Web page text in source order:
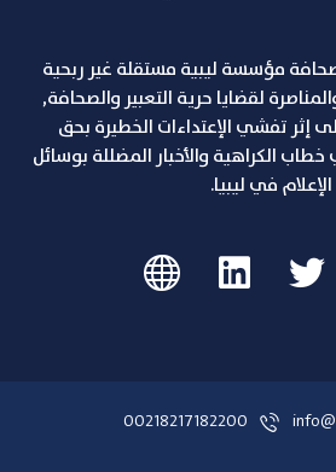
مؤسسة ليبية مستقلة غير ربحية
لقضايا حرية التعبير والصحافة,
عام 2013 على إثر تفشي الإعتداءات الخطيرة بحق
الكراهية والأخبار المضللة بوسائل
الإعلام في ليبيا.
00218217182200